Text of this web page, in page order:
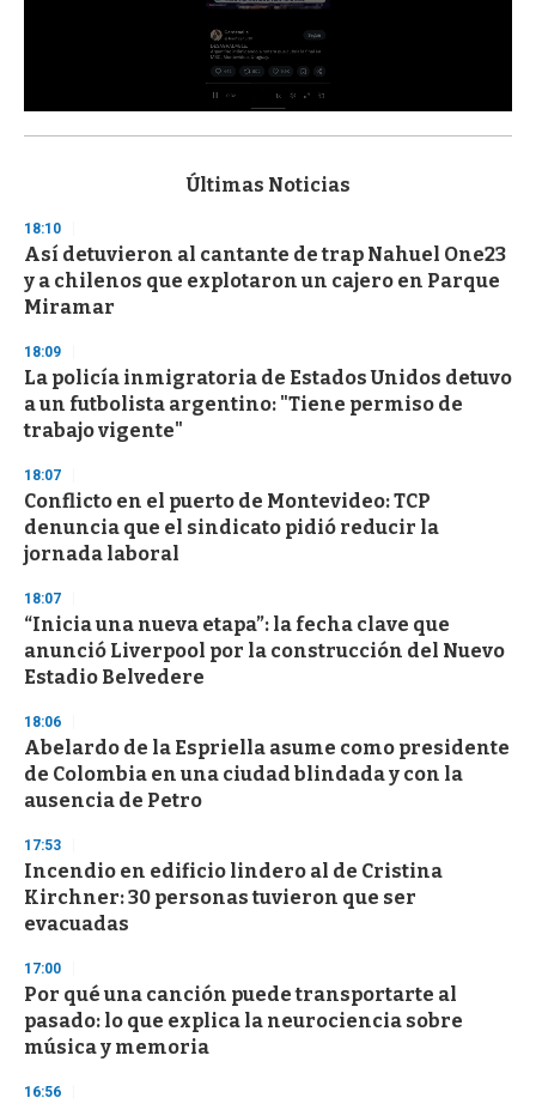
s
d
s
o
f
3
s
e
c
o
n
Últimas Noticias
18:10
Así detuvieron al cantante de trap Nahuel One23
y a chilenos que explotaron un cajero en Parque
Miramar
18:09
La policía inmigratoria de Estados Unidos detuvo
a un futbolista argentino: "Tiene permiso de
trabajo vigente"
18:07
Conflicto en el puerto de Montevideo: TCP
denuncia que el sindicato pidió reducir la
jornada laboral
18:07
“Inicia una nueva etapa”: la fecha clave que
anunció Liverpool por la construcción del Nuevo
Estadio Belvedere
18:06
Abelardo de la Espriella asume como presidente
de Colombia en una ciudad blindada y con la
ausencia de Petro
17:53
Incendio en edificio lindero al de Cristina
Kirchner: 30 personas tuvieron que ser
evacuadas
17:00
Por qué una canción puede transportarte al
pasado: lo que explica la neurociencia sobre
música y memoria
16:56